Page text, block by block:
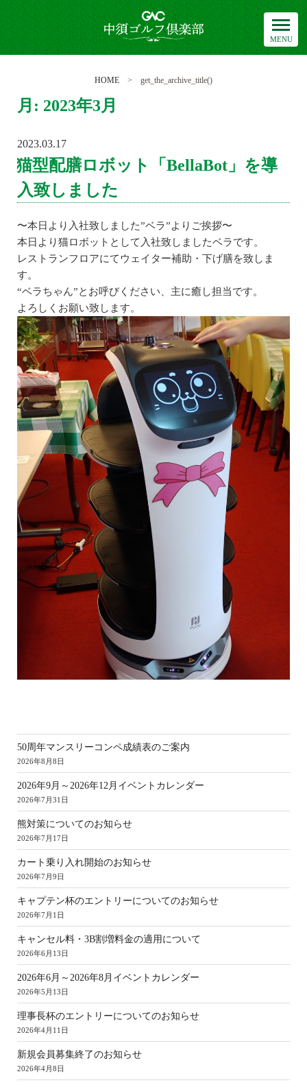
中須ゴルフ倶楽部
HOME > get_the_archive_title()
月: 2023年3月
POSTED
ON
2023.03.17
猫型配膳ロボット「BellaBot」を導
入致しました
〜本日より入社致しました”ベラ”よりご挨拶〜
本日より猫ロボットとして入社致しましたベラです。
レストランフロアにてウェイター補助・下げ膳を致しま
す。
“ベラちゃん”とお呼びください、主に癒し担当です。
よろしくお願い致します。
50周年マンスリーコンペ成績表のご案内
2026年8月8日
2026年9月～2026年12月イベントカレンダー
2026年7月31日
熊対策についてのお知らせ
2026年7月17日
カート乗り入れ開始のお知らせ
2026年7月9日
キャプテン杯のエントリーについてのお知らせ
2026年7月1日
キャンセル料・3B割増料金の適用について
2026年6月13日
2026年6月～2026年8月イベントカレンダー
2026年5月13日
理事長杯のエントリーについてのお知らせ
2026年4月11日
新規会員募集終了のお知らせ
2026年4月8日